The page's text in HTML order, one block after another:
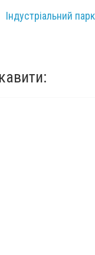
Індустріальний